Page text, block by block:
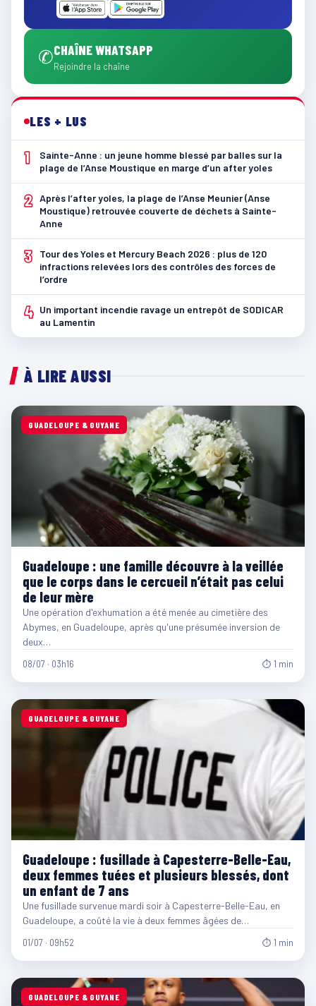
✆CHAÎNE WHATSAPP
Rejoindre la chaîne
LES + LUS
1
Sainte-Anne : un jeune homme blessé par balles sur la
plage de l’Anse Moustique en marge d’un after yoles
2 Après l’after yoles, la plage de l’Anse Meunier (Anse
Moustique) retrouvée couverte de déchets à Sainte-
Anne
3
Tour des Yoles et Mercury Beach 2026 : plus de 120
infractions relevées lors des contrôles des forces de
l’ordre
4 Un important incendie ravage un entrepôt de SODICAR
au Lamentin
À LIRE AUSSI
GUADELOUPE & GUYANE
Guadeloupe : une famille découvre à la veillée
que le corps dans le cercueil n’était pas celui
de leur mère
Une opération d'exhumation a été menée au cimetière des
Abymes, en Guadeloupe, après qu'une présumée inversion de
deux…
08/07 · 03h16 ⏱ 1 min
GUADELOUPE & GUYANE
Guadeloupe : fusillade à Capesterre-Belle-Eau,
deux femmes tuées et plusieurs blessés, dont
un enfant de 7 ans
Une fusillade survenue mardi soir à Capesterre-Belle-Eau, en
Guadeloupe, a coûté la vie à deux femmes âgées de…
01/07 · 09h52 ⏱ 1 min
GUADELOUPE & GUYANE